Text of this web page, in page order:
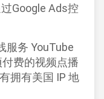
Google Ads控
服务 YouTube
费的视频点播
拥有美国 IP 地